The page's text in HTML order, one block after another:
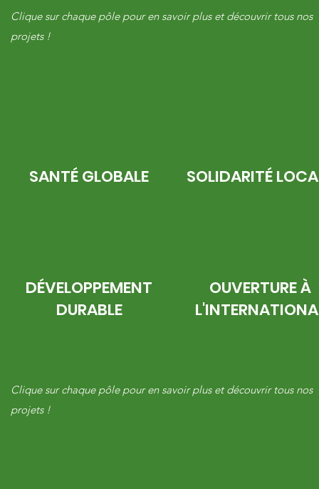
Clique sur chaque pôle pour en savoir plus et découvrir tous nos
projets !
SANTÉ GLOBALE
DÉVELOPPEMENT
DURABLE
SOLIDARITÉ
OUVERTURE À
Clique sur chaque pôle pour en savoir plus et découvrir tous nos
projets !